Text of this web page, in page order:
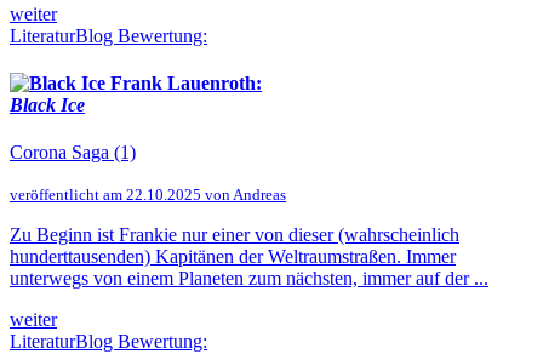
weiter
LiteraturBlog Bewertung:
Frank Lauenroth:
Black Ice
Corona Saga (1)
veröffentlicht am 22.10.2025 von Andreas
Zu Beginn ist Frankie nur einer von dieser (wahrscheinlich
hunderttausenden) Kapitänen der Weltraumstraßen. Immer
unterwegs von einem Planeten zum nächsten, immer auf der ...
weiter
LiteraturBlog Bewertung: